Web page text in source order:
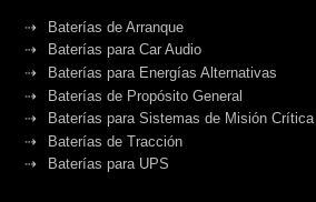
Baterías de Arranque
Baterías para Car Audio
Baterías para Energías Alternativas
Baterías de Propósito General
Baterías para Sistemas de Misión Crítica
Baterías de Tracción
Baterías para UPS